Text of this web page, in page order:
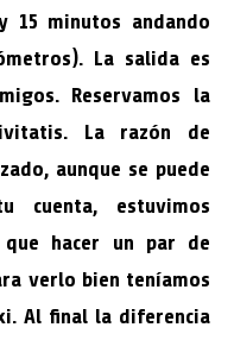
15 minutos andando
La salida es
Reservamos la
La razón de
aunque se puede
cuenta, estuvimos
hacer un par de
verlo bien teníamos
Al final la diferencia